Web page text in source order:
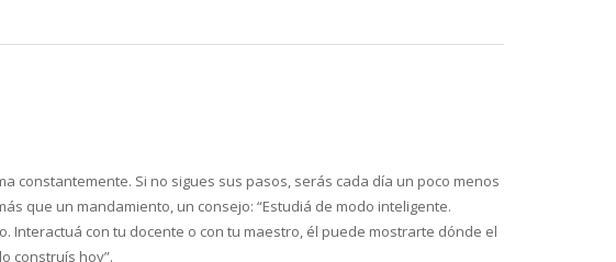
constantemente. Si no sigues sus pasos, serás cada día un poco menos
que un mandamiento, un consejo: “Estudiá de modo inteligente.
con tu docente o con tu maestro, él puede mostrarte dónde el
construís hoy”.